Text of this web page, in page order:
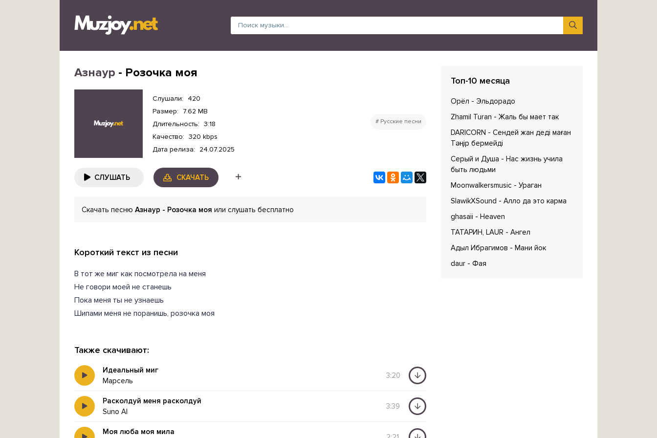
Азнаур - Розочка моя
Слушали:
420
Размер:
7.62 MB
Длительность: 3:18
Качество: 320 kbps
Дата релиза:
24.07.2025
Русские песни
СЛУШАТЬ СКАЧАТЬ
Скачать песню Азнаур - Розочка моя или слушать бесплатно
Короткий текст из песни
В тот же миг как посмотрела на меня
Не говори моей не станешь
Пока меня ты не узнаешь
Шипами меня не поранишь, розочка моя
Также скачивают:
Идеальный миг
Марсель
3:20
Расколдуй меня расколдуй
Suno AI
3:39
Моя люба моя мила
Топ-10 месяца
Орёл - Эльдорадо
Zhamil Turan - Жаль бы мает так
DARICORN - Сендей жан деді маған
Тәңір бермейді
Серый и Душа - Нас жизнь учила
быть людьми
Moonwalkersmusic - Ураган
SlawikXSound - Алло да это карма
ghasaii - Heaven
ТАТАРИН, LAUR - Ангел
Адыл Ибрагимов - Мани йок
daur - Фая